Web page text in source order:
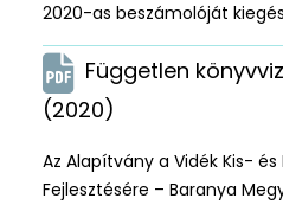
2020-as beszámolóját
Független
(2020)
Az Alapítvány a Vidék Kis-
Fejlesztésére – Baranya